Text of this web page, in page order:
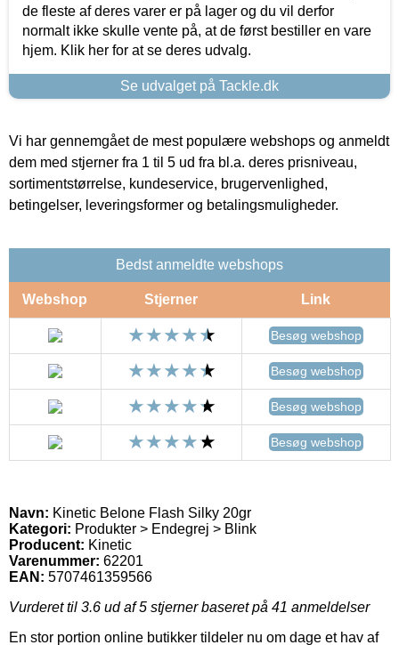
de fleste af deres varer er på lager og du vil derfor
normalt ikke skulle vente på, at de først bestiller en vare
hjem. Klik her for at se deres udvalg.
Se udvalget på Tackle.dk
Vi har gennemgået de mest populære webshops og anmeldt
dem med stjerner fra 1 til 5 ud fra bl.a. deres prisniveau,
sortimentstørrelse, kundeservice, brugervenlighed,
betingelser, leveringsformer og betalingsmuligheder.
Bedst anmeldte webshops
Webshop Stjerner Link
Besøg webshop
Besøg webshop
Besøg webshop
Besøg webshop
Navn: Kinetic Belone Flash Silky 20gr
Kategori: Produkter > Endegrej > Blink
Producent: Kinetic
Varenummer: 62201
EAN: 5707461359566
Vurderet til 3.6 ud af 5 stjerner baseret på 41 anmeldelser
En stor portion online butikker tildeler nu om dage et hav af